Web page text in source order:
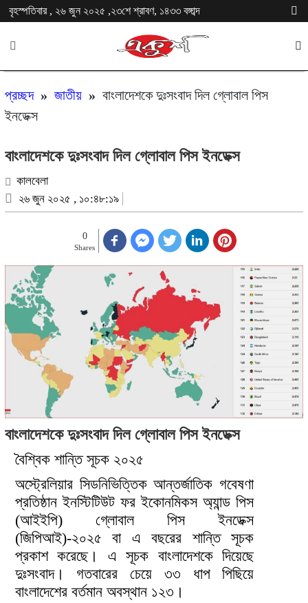
বৃহস্পতিবার , ২৬ জুন ২০২৫ ,২৩শে শ্রাবণ, ১৪৩৩ বঙ্গাব্দ
প্রচ্ছদ» জাতীয়» বাংলাদেশকে দুঃসংবাদ দিল গ্লোবাল পিস
ইনডেক্স
বাংলাদেশকে দুঃসংবাদ দিল গ্লোবাল পিস ইনডেক্স
কালবেলা
২৬ জুন ২০২৫ , ১০:৪৮:১৯
0
Shares
বাংলাদেশকে দুঃসংবাদ দিল গ্লোবাল পিস ইনডেক্স
বৈশ্বিক শান্তি সূচক ২০২৫
অস্ট্রেলিয়ার সিডনিভিত্তিক আন্তর্জাতিক গবেষণা
প্রতিষ্ঠান ইনস্টিটিউট ফর ইকোনমিকস অ্যান্ড পিস
(আইইপি) গ্লোবাল পিস ইনডেক্স
(জিপিআই)-২০২৫ বা এ বছরের শান্তি সূচক
প্রকাশ করেছে। এ সূচক বাংলাদেশকে দিয়েছে
দুঃসংবাদ। গতবারের চেয়ে ৩৩ ধাপ পিছিয়ে
বাংলাদেশের বর্তমান অবস্থান ১২৩।